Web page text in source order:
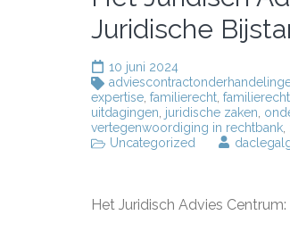
Juridische
10 juni 2024
expertise familierecht
uitdagingen juridische zaken
vertegenwoordiging in rechtbank
Uncategorized
Het Juridisch Advies